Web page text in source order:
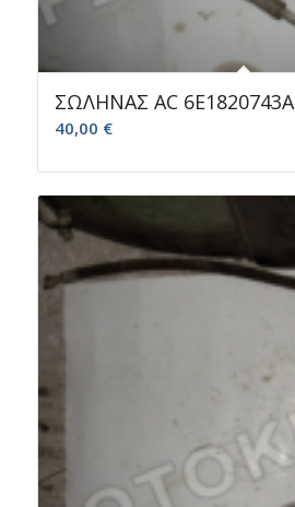
ΣΩΛΗΝΑΣ AC 6E1820743A
40,00 €